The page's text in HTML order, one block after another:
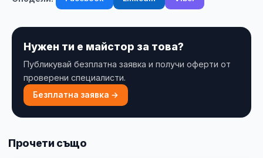
Нужен ти е майстор за това?
Публикувай безплатна заявка и получи оферти от
проверени специалисти.
Безплатна заявка →
Прочети също